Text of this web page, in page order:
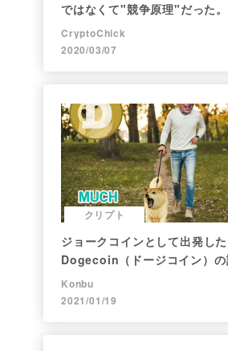
ではなくて"競争原理"だった。
CryptoChick
2020/03/07
クリプト
ジョークコインとして出発した
Dogecoin（ドージコイン）の
まで。注目される非証券性🐶
Konbu
2021/01/19